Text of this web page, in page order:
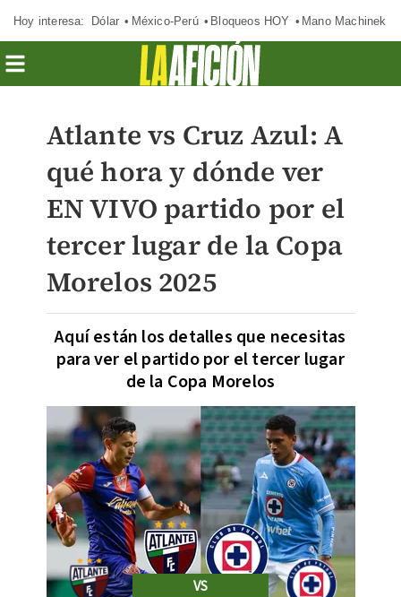
Hoy interesa: Dólar México-Perú Bloqueos HOY Mano Machinek
Atlante vs Cruz Azul: A
qué hora y dónde ver
EN VIVO partido por el
tercer lugar de la Copa
Morelos 2025
Aquí están los detalles que necesitas
para ver el partido por el tercer lugar
de la Copa Morelos
VS